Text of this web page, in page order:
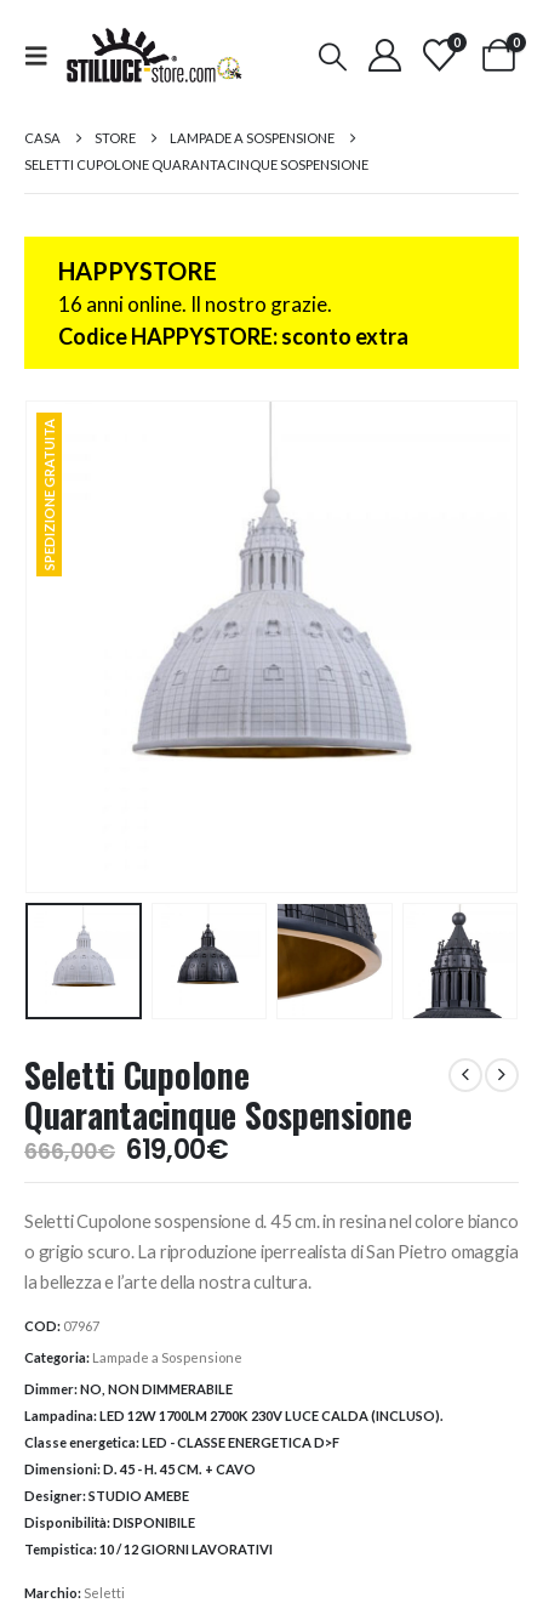
0 0
CASA STORE
LAMPADE A SOSPENSIONE
SELETTI CUPOLONE QUARANTACINQUE SOSPENSIONE
HAPPYSTORE
16 anni online. Il nostro grazie.
Codice HAPPYSTORE: sconto extra
SPEDIZIONE GRATUITA
SPEDIZIONE GRATUITA
Seletti Cupolone
Quarantacinque Sospensione
666,00€ Il
prezzo
era:
666,00€.
619,00€Il
prezzo
è:
619,00€.
Seletti Cupolone sospensione d. 45 cm. in resina nel colore bianco
o grigio scuro. La riproduzione iperrealista di San Pietro omaggia
la bellezza e l’arte della nostra cultura.
COD: 07967
Categoria: Lampade a Sospensione
Dimmer:NO, NON DIMMERABILE
Lampadina:LED 12W 1700LM 2700K 230V LUCE CALDA (INCLUSO).
Classe energetica:LED - CLASSE ENERGETICA D>F
Dimensioni:D. 45 - H. 45 CM. + CAVO
Designer:STUDIO AMEBE
Disponibilità:DISPONIBILE
Tempistica:10 / 12 GIORNI LAVORATIVI
Marchio: Seletti